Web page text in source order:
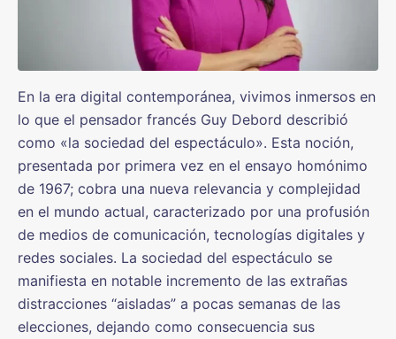
En la era digital contemporánea, vivimos inmersos en
lo que el pensador francés Guy Debord describió
como «la sociedad del espectáculo». Esta noción,
presentada por primera vez en el ensayo homónimo
de 1967; cobra una nueva relevancia y complejidad
en el mundo actual, caracterizado por una profusión
de medios de comunicación, tecnologías digitales y
redes sociales. La sociedad del espectáculo se
manifiesta en notable incremento de las extrañas
distracciones “aisladas” a pocas semanas de las
elecciones, dejando como consecuencia sus